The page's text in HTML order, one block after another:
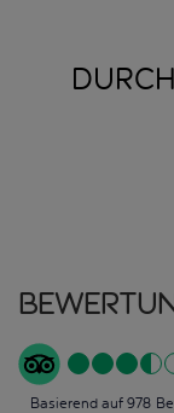
Basierend auf 978